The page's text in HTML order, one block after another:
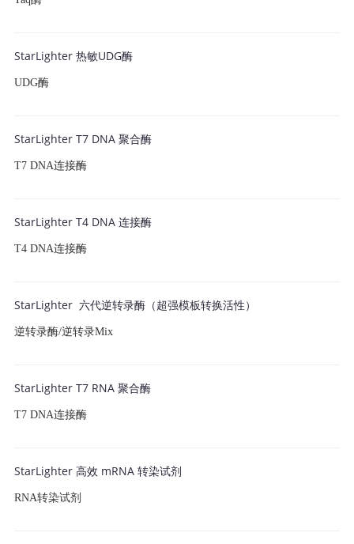
StarLighter 热敏UDG酶
UDG酶
StarLighter T7 DNA 聚合酶
T7 DNA连接酶
StarLighter T4 DNA 连接酶
T4 DNA连接酶
StarLighter 六代逆转录酶（超强模板转换活性）
逆转录酶/逆转录Mix
StarLighter T7 RNA 聚合酶
T7 DNA连接酶
StarLighter 高效 mRNA 转染试剂
RNA转染试剂